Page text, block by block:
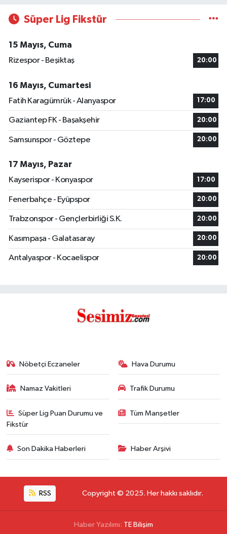
Süper Lig Fikstür
15 Mayıs, Cuma
Rizespor - Beşiktaş
20:00
16 Mayıs, Cumartesi
Fatih Karagümrük - Alanyaspor
17:00
Gaziantep FK - Başakşehir 20:00
Samsunspor - Göztepe 20:00
17 Mayıs, Pazar
Kayserispor - Konyaspor
17:00
Fenerbahçe - Eyüpspor 20:00
Trabzonspor - Gençlerbirliği S.K. 20:00
Kasımpaşa - Galatasaray 20:00
Antalyaspor - Kocaelispor 20:00
Nöbetçi Eczaneler Hava Durumu
Namaz Vakitleri Trafik Durumu
Süper Lig Puan Durumu ve
Fikstür
Tüm Manşetler
Son Dakika Haberleri Haber Arşivi
RSS Copyright © 2025. Her hakkı saklıdır.
Haber Yazılımı: TE Bilişim